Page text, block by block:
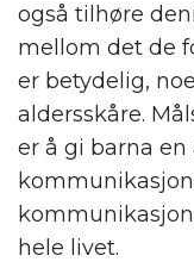
også tilhøre
mellom det de
er betydelig,
aldersskåre.
er å gi barna
hele livet.